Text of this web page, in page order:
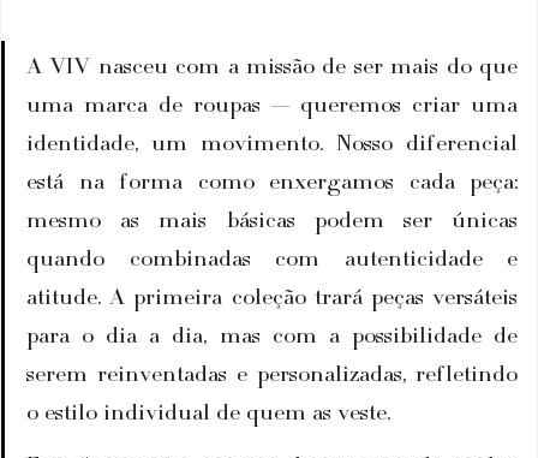
A VIV nasceu com a missão de ser mais do que
uma marca de roupas — queremos criar uma
identidade, um movimento. Nosso diferencial
está na forma como enxergamos cada peça:
mesmo as mais básicas podem ser únicas
quando combinadas com autenticidade e
atitude. A primeira coleção trará peças versáteis
para o dia a dia, mas com a possibilidade de
serem reinventadas e personalizadas, refletindo
o estilo individual de quem as veste.